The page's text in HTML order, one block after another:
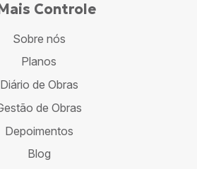
Controle
Sobre nós
Planos
Diário de Obras
de Obras
Depoimentos
Blog